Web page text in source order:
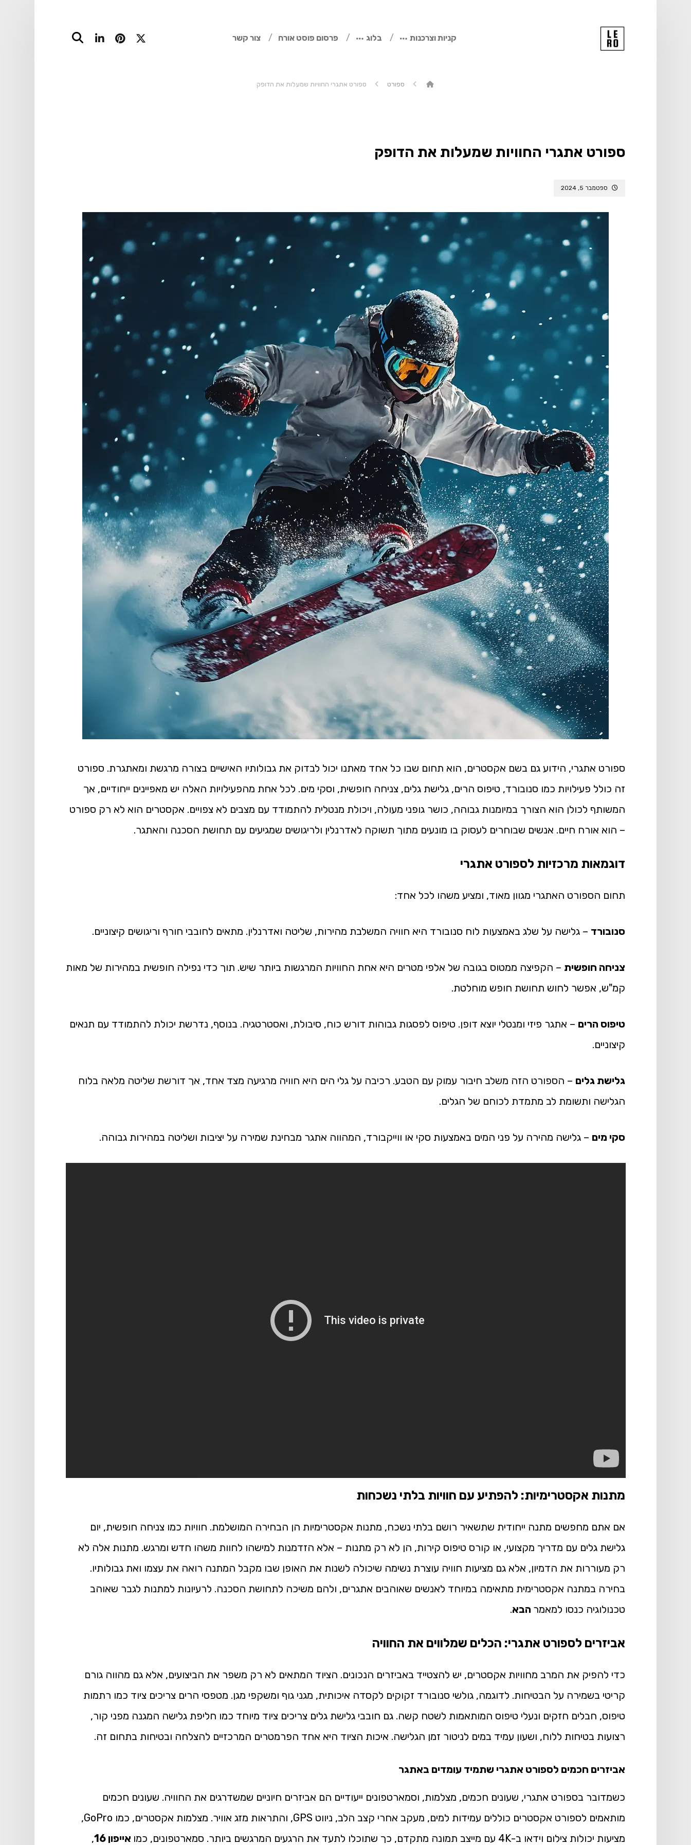
קניות וצרכנות בלוג פרסום פוסט אורח צור קשר
ספורט ספורט אתגרי החוויות שמעלות את הדופק
ספורט אתגרי החוויות שמעלות את הדופק
ספטמבר 5, 2024
ספורט אתגרי, הידוע גם בשם אקסטרים, הוא תחום שבו כל אחד מאתנו יכול לבדוק את גבולותיו האישיים בצורה מרגשת ומאתגרת. ספורט
זה כולל פעילויות כמו סנובורד, טיפוס הרים, גלישת גלים, צניחה חופשית, וסקי מים. לכל אחת מהפעילויות האלה יש מאפיינים ייחודיים, אך
המשותף לכולן הוא הצורך במיומנות גבוהה, כושר גופני מעולה, ויכולת מנטלית להתמודד עם מצבים לא צפויים. אקסטרים הוא לא רק ספורט
– הוא אורח חיים. אנשים שבוחרים לעסוק בו מונעים מתוך תשוקה לאדרנלין ולריגושים שמגיעים עם תחושת הסכנה והאתגר.
דוגמאות מרכזיות לספורט אתגרי
תחום הספורט האתגרי מגוון מאוד, ומציע משהו לכל אחד:
סנובורד – גלישה על שלג באמצעות לוח סנובורד היא חוויה המשלבת מהירות, שליטה ואדרנלין. מתאים לחובבי חורף וריגושים קיצוניים.
צניחה חופשית – הקפיצה ממטוס בגובה של אלפי מטרים היא אחת החוויות המרגשות ביותר שיש. תוך כדי נפילה חופשית במהירות של מאות
קמ"ש, אפשר לחוש תחושת חופש מוחלטת.
טיפוס הרים – אתגר פיזי ומנטלי יוצא דופן. טיפוס לפסגות גבוהות דורש כוח, סיבולת, ואסטרטגיה. בנוסף, נדרשת יכולת להתמודד עם תנאים
קיצוניים.
גלישת גלים – הספורט הזה משלב חיבור עמוק עם הטבע. רכיבה על גלי הים היא חוויה מרגיעה מצד אחד, אך דורשת שליטה מלאה בלוח
הגלישה ותשומת לב מתמדת לכוחם של הגלים.
סקי מים – גלישה מהירה על פני המים באמצעות סקי או ווייקבורד, המהווה אתגר מבחינת שמירה על יציבות ושליטה במהירות גבוהה.
מתנות אקסטרימיות: להפתיע עם חוויות בלתי נשכחות
אם אתם מחפשים מתנה ייחודית שתשאיר רושם בלתי נשכח, מתנות אקסטרימיות הן הבחירה המושלמת. חוויות כמו צניחה חופשית, יום
גלישת גלים עם מדריך מקצועי, או קורס טיפוס קירות, הן לא רק מתנות – אלא הזדמנות למישהו לחוות משהו חדש ומרגש. מתנות אלה לא
רק מעוררות את הדמיון, אלא גם מציעות חוויה עוצרת נשימה שיכולה לשנות את האופן שבו מקבל המתנה רואה את עצמו ואת גבולותיו.
בחירה במתנה אקסטרימית מתאימה במיוחד לאנשים שאוהבים אתגרים, ולהם משיכה לתחושת הסכנה. לרעיונות למתנות לגבר שאוהב
טכנולוגיה כנסו למאמר הבא.
אביזרים לספורט אתגרי: הכלים שמלווים את החוויה
כדי להפיק את המרב מחוויות אקסטרים, יש להצטייד באביזרים הנכונים. הציוד המתאים לא רק משפר את הביצועים, אלא גם מהווה גורם
קריטי בשמירה על הבטיחות. לדוגמה, גולשי סנובורד זקוקים לקסדה איכותית, מגני גוף ומשקפי מגן. מטפסי הרים צריכים ציוד כמו רתמות
טיפוס, חבלים חזקים ונעלי טיפוס המותאמות לשטח קשה. גם חובבי גלישת גלים צריכים ציוד מיוחד כמו חליפת גלישה המגנה מפני קור,
רצועות בטיחות ללוח, ושעון עמיד במים לניטור זמן הגלישה. איכות הציוד היא אחד הפרמטרים המרכזיים להצלחה ובטיחות בתחום זה.
אביזרים חכמים לספורט אתגרי שתמיד עומדים באתגר
כשמדובר בספורט אתגרי, שעונים חכמים, מצלמות, וסמארטפונים ייעודיים הם אביזרים חיוניים שמשדרגים את החוויה. שעונים חכמים
מותאמים לספורט אקסטרים כוללים עמידות למים, מעקב אחרי קצב הלב, ניווט GPS, והתראות מזג אוויר. מצלמות אקסטרים, כמו GoPro,
מציעות יכולות צילום וידאו ב-4K עם מייצב תמונה מתקדם, כך שתוכלו לתעד את הרגעים המרגשים ביותר. סמארטפונים, כמו
אייפון 16 ,